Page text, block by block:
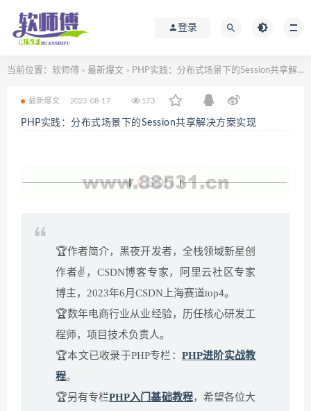
登录
当前位置： 软师傅 > 最新爆文 > PHP实践：分布式场景下的Session共享解决方案实现
最新爆文 2023-08-17 173
PHP实践：分布式场景下的Session共享解决方案实现
🏆作者简介，黑夜开发者，全栈领域新星创
作者✌，CSDN博客专家，阿里云社区专家
博主，2023年6月CSDN上海赛道top4。
🏆数年电商行业从业经验，历任核心研发工
程师，项目技术负责人。
🏆本文已收录于PHP专栏： PHP进阶实战教
程。
🏆另有专栏PHP入门基础教程，希望各位大